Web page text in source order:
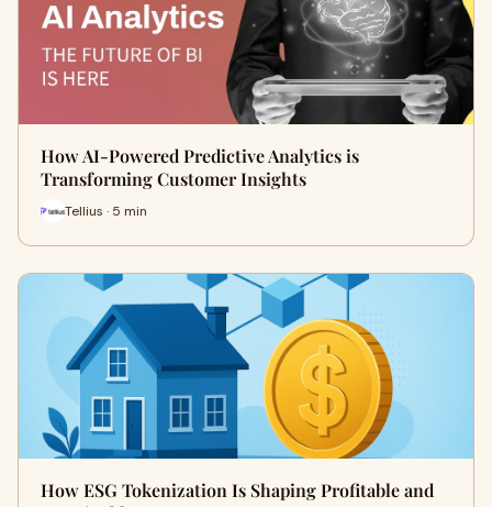
How AI-Powered Predictive Analytics is
Transforming Customer Insights
Tellius · 5 min
How ESG Tokenization Is Shaping Profitable and